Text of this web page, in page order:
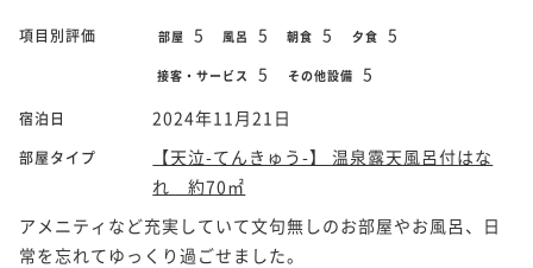
項目別評価 部屋 5 風呂 5 朝食 5 夕食 5
接客・サービス 5 その他設備 5
宿泊日 2024年11月21日
部屋タイプ
【天泣-てんきゅう-】 温泉露天風呂付はな
れ 約70㎡
アメニティなど充実していて文句無しのお部屋やお風呂、日
常を忘れてゆっくり過ごせました。